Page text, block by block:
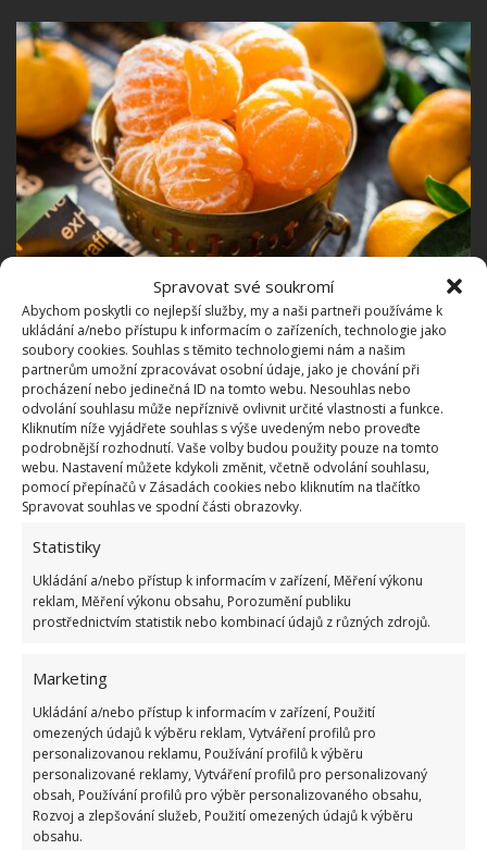
Spravovat své soukromí
Abychom poskytli co nejlepší služby, my a naši partneři používáme k
ukládání a/nebo přístupu k informacím o zařízeních, technologie jako
soubory cookies. Souhlas s těmito technologiemi nám a našim
partnerům umožní zpracovávat osobní údaje, jako je chování při
procházení nebo jedinečná ID na tomto webu. Nesouhlas nebo
odvolání souhlasu může nepříznivě ovlivnit určité vlastnosti a funkce.
Kliknutím níže vyjádřete souhlas s výše uvedeným nebo proveďte
podrobnější rozhodnutí. Vaše volby budou použity pouze na tomto
webu. Nastavení můžete kdykoli změnit, včetně odvolání souhlasu,
pomocí přepínačů v Zásadách cookies nebo kliknutím na tlačítko
Spravovat souhlas ve spodní části obrazovky.
Statistiky
Ukládání a/nebo přístup k informacím v zařízení, Měření výkonu
reklam, Měření výkonu obsahu, Porozumění publiku
prostřednictvím statistik nebo kombinací údajů z různých zdrojů.
Marketing
Ukládání a/nebo přístup k informacím v zařízení, Použití
omezených údajů k výběru reklam, Vytváření profilů pro
personalizovanou reklamu, Používání profilů k výběru
personalizované reklamy, Vytváření profilů pro personalizovaný
obsah, Používání profilů pro výběr personalizovaného obsahu,
Rozvoj a zlepšování služeb, Použití omezených údajů k výběru
obsahu.
Rozmnožování orchidejí z
odkvetlých stonků snadno a
rychle. Zvládne to i začátečník
Fólii kolem rostliny utáhneme tak, aby nebyl možný
průchod vzduchu. Nyní necháme rostlinu pracovat a
za několik dní můžeme vidět,jestli se nám řízek
uchytil, či nikoliv
mandarinku se povede úspěšně vypěstovat jen 50 %
z nich. Nejedná se ale o jediný exotický plod, který si
doma můžete vypěstovat. Nedávno jsme čtenářům
v pohodlí domova vypěstovat